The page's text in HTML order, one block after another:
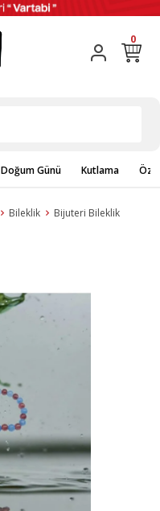
0
Doğum Günü Kutlama
Bileklik Bijuteri Bileklik